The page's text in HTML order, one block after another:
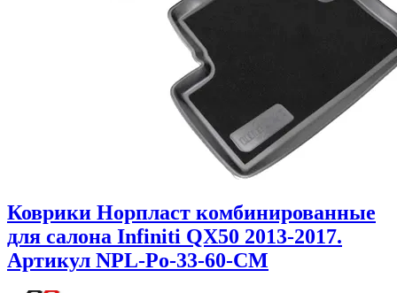
Коврики Норпласт комбинированные
для салона Infiniti QX50 2013-2017.
Артикул NPL-Po-33-60-CM